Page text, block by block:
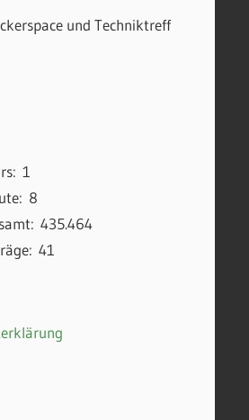
und Techniktreff
1
8
435.464
41